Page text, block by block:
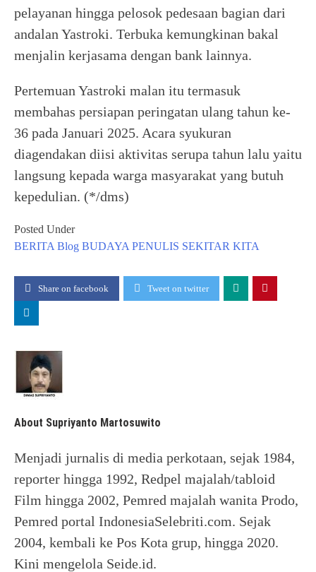
pelayanan hingga pelosok pedesaan bagian dari
andalan Yastroki. Terbuka kemungkinan bakal
menjalin kerjasama dengan bank lainnya.
Pertemuan Yastroki malan itu termasuk
membahas persiapan peringatan ulang tahun ke-
36 pada Januari 2025. Acara syukuran
diagendakan diisi aktivitas serupa tahun lalu yaitu
langsung kepada warga masyarakat yang butuh
kepedulian. (*/dms)
Posted Under
BERITA Blog BUDAYA PENULIS SEKITAR KITA
Share on facebook Tweet on twitter
About Supriyanto Martosuwito
Menjadi jurnalis di media perkotaan, sejak 1984,
reporter hingga 1992, Redpel majalah/tabloid
Film hingga 2002, Pemred majalah wanita Prodo,
Pemred portal IndonesiaSelebriti.com. Sejak
2004, kembali ke Pos Kota grup, hingga 2020.
Kini mengelola Seide.id.